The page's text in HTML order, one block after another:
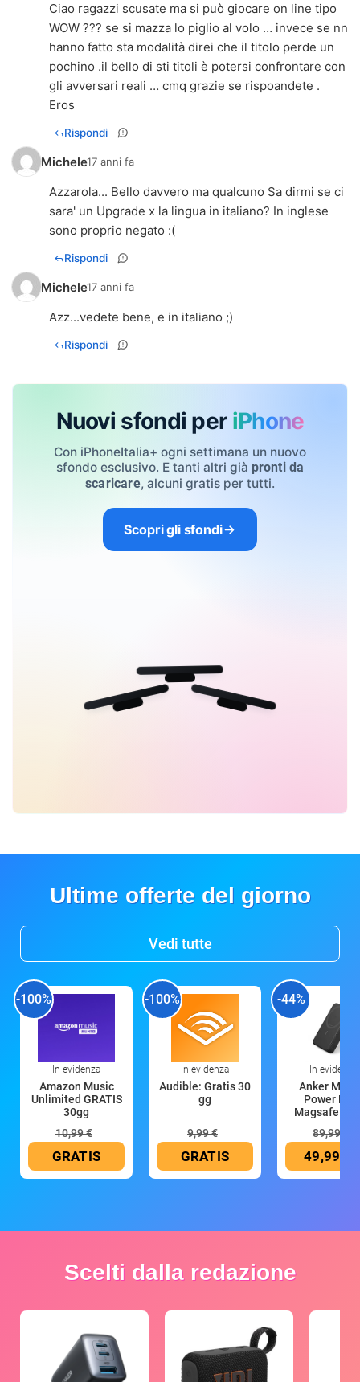
Ciao ragazzi scusate ma si può giocare on line tipo
WOW ??? se si mazza lo piglio al volo … invece se nn
hanno fatto sta modalità direi che il titolo perde un
pochino .il bello di sti titoli è potersi confrontare con
gli avversari reali … cmq grazie se rispoandete .
Eros
Rispondi
Michele17 anni fa
Azzarola... Bello davvero ma qualcuno Sa dirmi se ci
sara' un Upgrade x la lingua in italiano? In inglese
sono proprio negato :(
Rispondi
Michele17 anni fa
Azz...vedete bene, e in italiano ;)
Rispondi
Nuovi sfondi per iPhone
Con iPhoneItalia+ ogni settimana un nuovo
sfondo esclusivo. E tanti altri già pronti da
scaricare, alcuni gratis per tutti.
Scopri gli sfondi
Ultime offerte del giorno
Vedi tutte
-100%
In evidenza
Amazon Music
Unlimited GRATIS
30gg
10,99 €
GRATIS
-100%
In evidenza
Audible: Gratis 30
gg
9,99 €
GRATIS
-44%
In evidenza
Anker
Power
Magsafe
89,99 €
49,99 €
Scelti dalla redazione